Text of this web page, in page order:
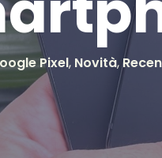
Pixel, Novità,